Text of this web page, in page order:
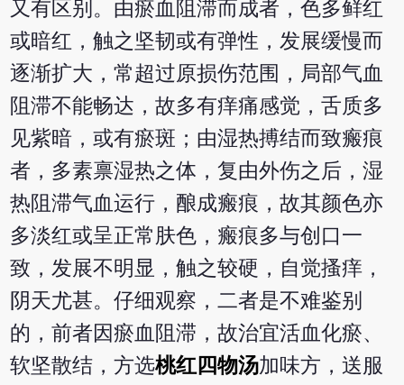
又有区别。由瘀血阻滞而成者，色多鲜红
或暗红，触之坚韧或有弹性，发展缓慢而
逐渐扩大，常超过原损伤范围，局部气血
阻滞不能畅达，故多有痒痛感觉，舌质多
见紫暗，或有瘀斑；由湿热搏结而致瘢痕
者，多素禀湿热之体，复由外伤之后，湿
热阻滞气血运行，酿成瘢痕，故其颜色亦
多淡红或呈正常肤色，瘢痕多与创口一
致，发展不明显，触之较硬，自觉搔痒，
阴天尤甚。仔细观察，二者是不难鉴别
的，前者因瘀血阻滞，故治宜活血化瘀、
软坚散结，方选桃红四物汤加味方，送服